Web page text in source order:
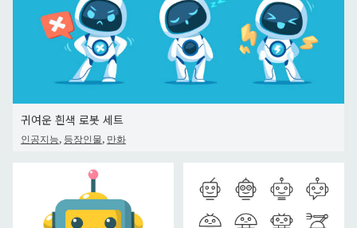
귀여운 흰색 로봇 세트
인공지능, 등장인물, 만화